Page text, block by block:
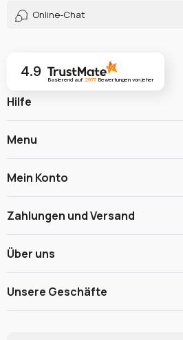
Online-Chat
4.9
Basierend auf 2977Bewertungen von jeher
Hilfe
Menu
Mein Konto
Zahlungen und Versand
Über uns
Unsere Geschäfte